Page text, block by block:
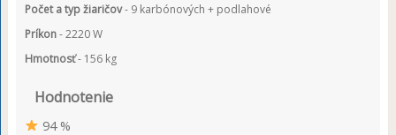
Počet a typ žiaričov- 9 karbónových + podlahové
Príkon- 2220 W
Hmotnosť- 156 kg
Hodnotenie
94 %